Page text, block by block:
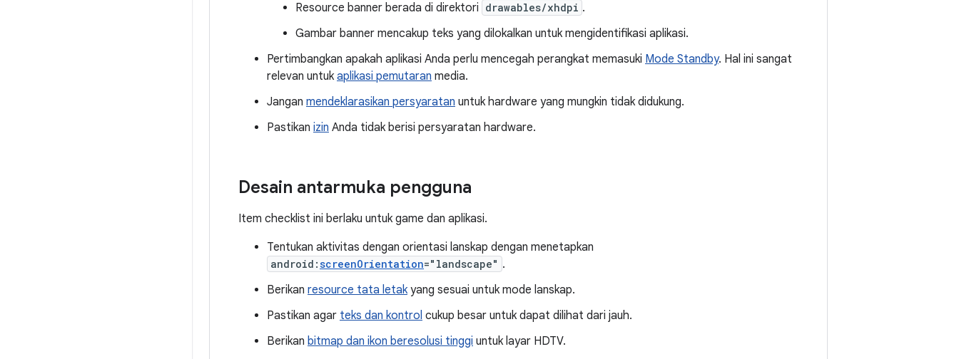
Resource banner berada di direktori drawables/xhdpi .
Gambar banner mencakup teks yang dilokalkan untuk mengidentifikasi aplikasi.
Pertimbangkan apakah aplikasi Anda perlu mencegah perangkat memasuki Mode Standby. Hal ini sangat
relevan untuk aplikasi pemutaran media.
Jangan mendeklarasikan persyaratan untuk hardware yang mungkin tidak didukung.
Pastikan izin Anda tidak berisi persyaratan hardware.
Desain antarmuka pengguna
Item checklist ini berlaku untuk game dan aplikasi.
Tentukan aktivitas dengan orientasi lanskap dengan menetapkan
android:screenOrientation="landscape" .
Berikan resource tata letakyang sesuai untuk mode lanskap.
Pastikan agar teks dan kontrol cukup besar untuk dapat dilihat dari jauh.
Berikan bitmap dan ikon beresolusi tinggi untuk layar HDTV.